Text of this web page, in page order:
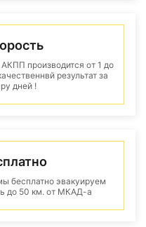
производится от 1 до
результат за
дней !
бесплатно эвакуируем
до 50 км. от МКАД-а